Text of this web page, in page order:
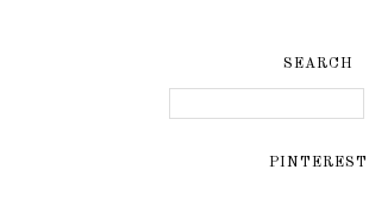
SEARCH
PINTEREST